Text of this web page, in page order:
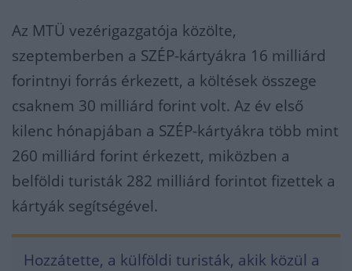
Az MTÜ vezérigazgatója közölte,
szeptemberben a SZÉP-kártyákra 16 milliárd
forintnyi forrás érkezett, a költések összege
csaknem 30 milliárd forint volt. Az év első
kilenc hónapjában a SZÉP-kártyákra több mint
260 milliárd forint érkezett, miközben a
belföldi turisták 282 milliárd forintot fizettek a
kártyák segítségével.
Hozzátette, a külföldi turisták, akik közül a